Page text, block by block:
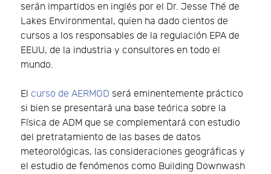
serán impartidos en inglés por el Dr. Jesse Thé de
Lakes Environmental, quien ha dado cientos de
cursos a los responsables de la regulación EPA de
EEUU, de la industria y consultores en todo el
mundo.
El curso de AERMOD será eminentemente práctico
si bien se presentará una base teórica sobre la
Física de ADM que se complementará con estudio
del pretratamiento de las bases de datos
meteorológicas, las consideraciones geográficas y
el estudio de fenómenos como Building Downwash